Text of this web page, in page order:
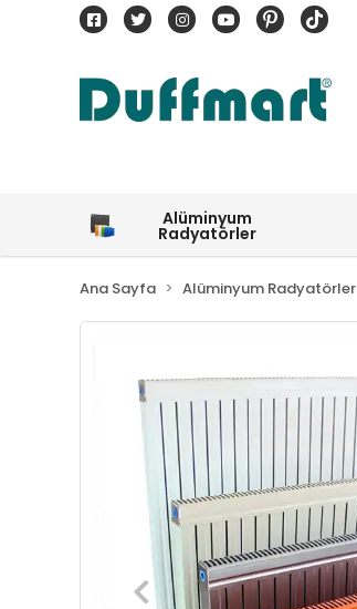
Alüminyum
Radyatörler
Ana Sayfa Alüminyum Radyatörler